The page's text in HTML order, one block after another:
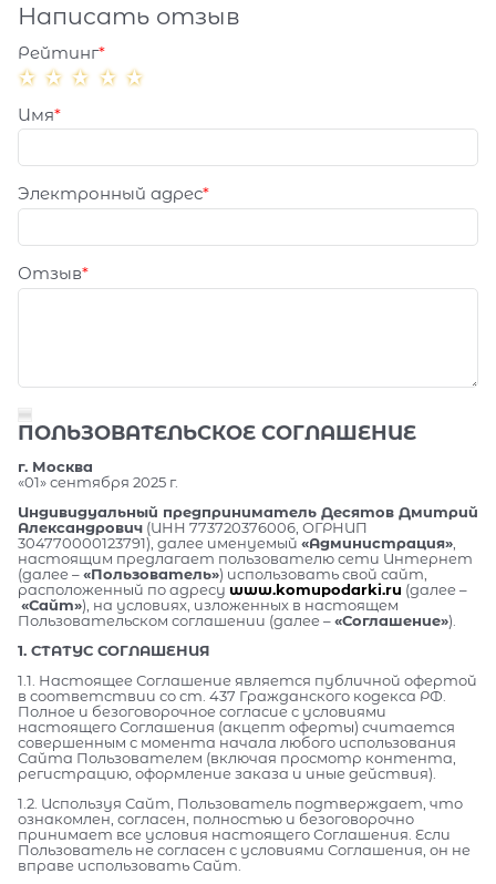
Написать отзыв
Рейтинг
Имя
Электронный адрес
Отзыв
ПОЛЬЗОВАТЕЛЬСКОЕ СОГЛАШЕНИЕ
г. Москва
«01» сентября 2025 г.
Индивидуальный предприниматель Десятов Дмитрий
Александрович (ИНН 773720376006, ОГРНИП
304770000123791), далее именуемый «Администрация»
настоящим предлагает пользователю сети Интернет
(далее –«Пользователь») использовать свой сайт,
расположенный по адресу www.komupodarki.ru (далее –
«Сайт»), на условиях, изложенных в настоящем
Пользовательском соглашении (далее –«Соглашение»).
1. СТАТУС СОГЛАШЕНИЯ
1.1. Настоящее Соглашение является публичной офертой
в соответствии со ст. 437 Гражданского кодекса РФ.
Полное и безоговорочное согласие с условиями
настоящего Соглашения (акцепт оферты) считается
совершенным с момента начала любого использования
Сайта Пользователем (включая просмотр контента,
регистрацию, оформление заказа и иные действия).
1.2. Используя Сайт, Пользователь подтверждает, что
ознакомлен, согласен, полностью и безоговорочно
принимает все условия настоящего Соглашения. Если
Пользователь не согласен с условиями Соглашения, он не
вправе использовать Сайт.